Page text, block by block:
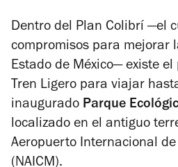
Dentro del Plan Colibrí —el
compromisos para mejorar
Estado de México— existe
Tren Ligero para viajar
inaugurado Parque
localizado en el antiguo
Aeropuerto Internacional
(NAICM).